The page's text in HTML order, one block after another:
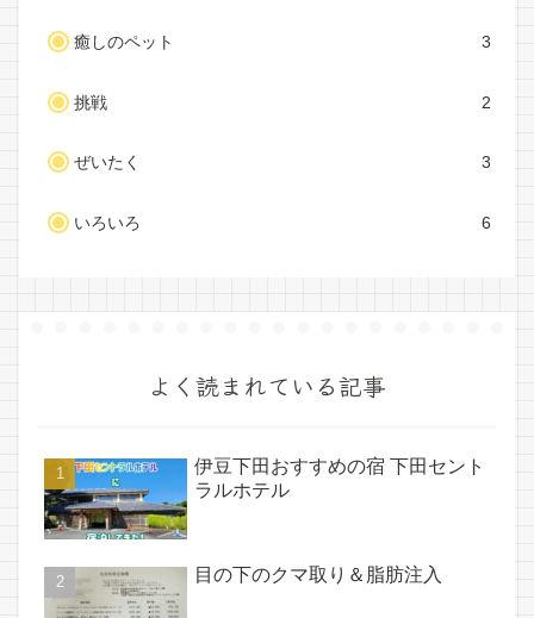
癒しのペット 3
挑戦 2
ぜいたく 3
いろいろ 6
よく読まれている記事
伊豆下田おすすめの宿 下田セント
ラルホテル
目の下のクマ取り＆脂肪注入